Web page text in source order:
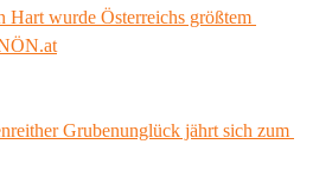
Hart wurde Österreichs größtem
Grubenunglück jährt sich zum